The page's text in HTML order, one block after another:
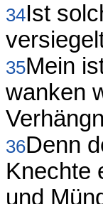
34Ist
35Mein
wanken
36Denn
Knechte
und